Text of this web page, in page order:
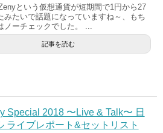
という仮想通貨が短期間で1円から27
みたいで話題になっていますね～、もち
ノーチェックでした。 ...
記事を読む
Special 2018 〜Live & Talk〜 日
ライブレポート&セットリスト